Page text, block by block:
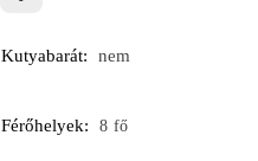
Kutyabarát nem
Férőhelyek 8 fő